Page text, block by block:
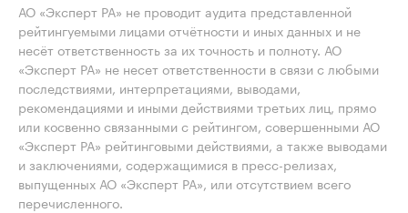
АО «Эксперт РА» не проводит аудита представленной
рейтингуемыми лицами отчётности и иных данных и не
несёт ответственность за их точность и полноту. АО
«Эксперт РА» не несет ответственности в связи с любыми
последствиями, интерпретациями, выводами,
рекомендациями и иными действиями третьих лиц, прямо
или косвенно связанными с рейтингом, совершенными АО
«Эксперт РА» рейтинговыми действиями, а также выводами
и заключениями, содержащимися в пресс-релизах,
выпущенных АО «Эксперт РА», или отсутствием всего
перечисленного.